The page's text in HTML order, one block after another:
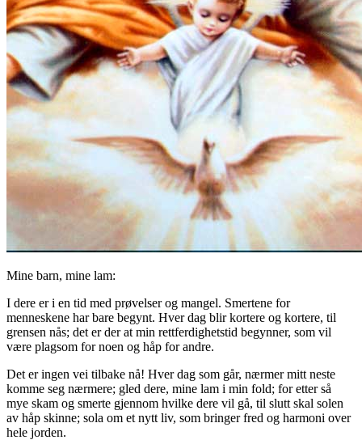
Mine barn, mine lam:
I dere er i en tid med prøvelser og mangel. Smertene for
menneskene har bare begynt. Hver dag blir kortere og kortere, til
grensen nås; det er der at min rettferdighetstid begynner, som vil
være plagsom for noen og håp for andre.
Det er ingen vei tilbake nå! Hver dag som går, nærmer mitt neste
komme seg nærmere; gled dere, mine lam i min fold; for etter så
mye skam og smerte gjennom hvilke dere vil gå, til slutt skal solen
av håp skinne; sola om et nytt liv, som bringer fred og harmoni over
hele jorden.